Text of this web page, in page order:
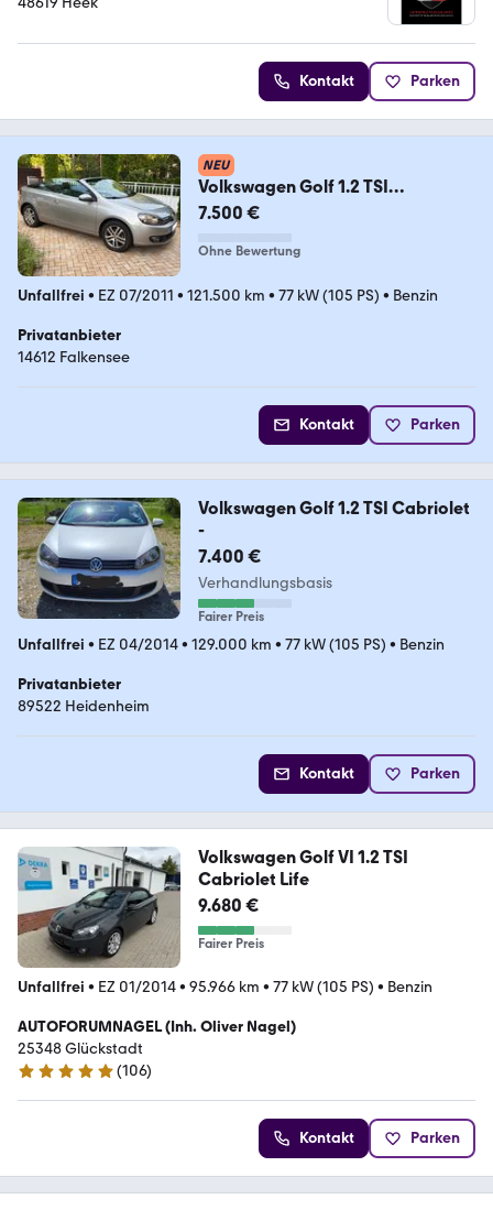
Kontakt Parken
NEU
Volkswagen Golf 1.2 TSI
BlueMotion Technology Cabriolet
7.500 €
Ohne Bewertung
Unfallfrei • EZ 07/2011 • 121.500 km • 77 kW (105 PS) • Benzin
Privatanbieter
14612 Falkensee
Kontakt Parken
Volkswagen Golf 1.2 TSI Cabriolet
-
7.400 €
Verhandlungsbasis
Fairer Preis
Unfallfrei • EZ 04/2014• 129.000 km • 77 kW (105 PS) • Benzin
Privatanbieter
89522 Heidenheim
Kontakt Parken
Volkswagen Golf VI 1.2 TSI
Cabriolet Life
9.680 €
Fairer Preis
Unfallfrei • EZ 01/2014• 95.966 km • 77 kW (105 PS) • Benzin
AUTOFORUMNAGEL (Inh. Oliver Nagel)
25348 Glückstadt
4.8 Sterne
(106)
Kontakt Parken